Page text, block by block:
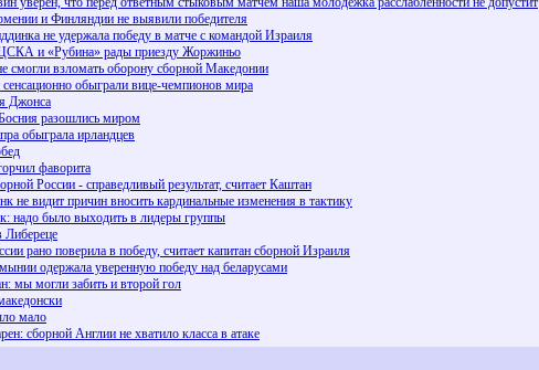
и Финляндии не выявили победителя
не удержала победу в матче с командой Израиля
и «Рубина» рады приезду Жоржиньо
смогли взломать оборону сборной Македонии
обыграли вице-чемпионов мира
Джонса
разошлись миром
обыграла ирландцев
фаворита
России - справедливый результат, считает Каштан
не видит причин вносить кардинальные изменения в тактику
надо было выходить в лидеры группы
Либереце
рано поверила в победу, считает капитан сборной Израиля
одержала уверенную победу над беларусами
мы могли забить и второй гол
мало
сборной Англии не хватило класса в атаке